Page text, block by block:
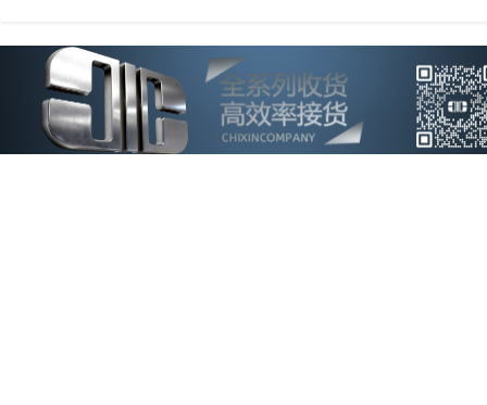
TH58TFG8DDLBA4C 23k
SDUNEI3MM-1T00CE 2k
TH58LKT2T25BA8K  1k
TH58LJT2T24BA8H 917pcs